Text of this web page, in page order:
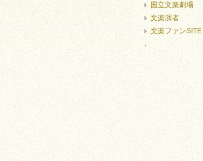
国立文楽劇場
文楽演者
文楽ファンSITE
.